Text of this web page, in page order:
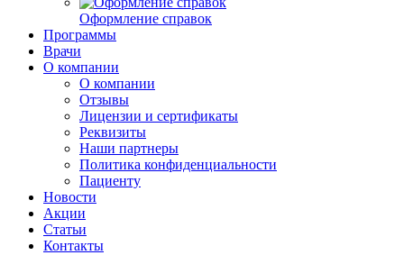
Оформление справок
Программы
Врачи
О компании
О компании
Отзывы
Лицензии и сертификаты
Реквизиты
Наши партнеры
Политика конфиденциальности
Пациенту
Новости
Акции
Статьи
Контакты